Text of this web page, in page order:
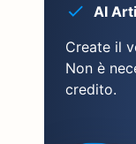
AI
Create il
Non è
credito.